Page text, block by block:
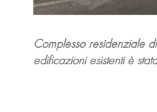
Complesso residenziale
edificazioni esistenti è